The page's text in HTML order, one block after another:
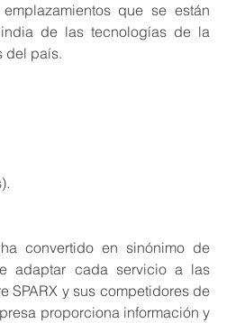
que se están
de las tecnologías de la
del país.
convertido en sinónimo de
adaptar cada servicio a las
SPARX y sus competidores de
proporciona información y